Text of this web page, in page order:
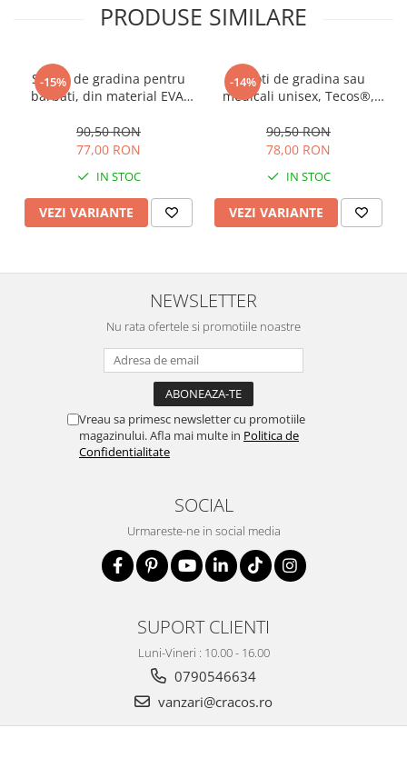
PRODUSE SIMILARE
-15%
Saboti de gradina pentru
barbati, din material EVA,
cu gauri pentru circulatia
aerului, foarte usori, 26
90,50 RON
77,00 RON
IN STOC
VEZI VARIANTE
-14%
Saboti de gradina sau
medicali unisex, Tecos®,
marime 44, cu gauri pentru
circulatia aerului, foarte
90,50 RON
78,00 RON
IN STOC
VEZI VARIANTE
NEWSLETTER
Nu rata ofertele si promotiile noastre
Vreau sa primesc newsletter cu promotiile
magazinului. Afla mai multe in Politica de
Confidentialitate
SOCIAL
Urmareste-ne in social media
SUPORT CLIENTI
Luni-Vineri : 10.00 - 16.00
0790546634
vanzari@cracos.ro